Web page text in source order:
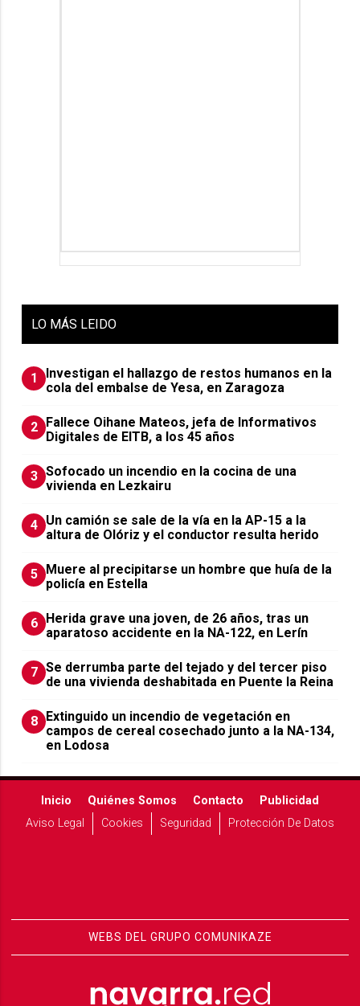
LO MÁS LEIDO
1
Investigan el hallazgo de restos humanos en la
cola del embalse de Yesa, en Zaragoza
2 Fallece Oihane Mateos, jefa de Informativos
Digitales de EITB, a los 45 años
3 Sofocado un incendio en la cocina de una
vivienda en Lezkairu
4 Un camión se sale de la vía en la AP-15 a la
altura de Olóriz y el conductor resulta herido
5 Muere al precipitarse un hombre que huía de la
policía en Estella
6 Herida grave una joven, de 26 años, tras un
aparatoso accidente en la NA-122, en Lerín
7 Se derrumba parte del tejado y del tercer piso
de una vivienda deshabitada en Puente la Reina
8 Extinguido un incendio de vegetación en
campos de cereal cosechado junto a la NA-134,
en Lodosa
Inicio Quiénes Somos Contacto
Publicidad
Aviso Legal
Cookies Seguridad Protección De Datos
WEBS DEL GRUPO COMUNIKAZE